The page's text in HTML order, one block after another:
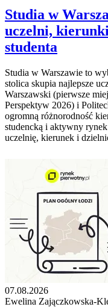
Studia w
uczelni,
studenta
Studia w Warszawie to
stolica skupia najlepsze
Warszawski (pierwsze
Perspektyw 2026) i
ogromną różnorodność
studencką i aktywny
uczelnię, kierunek i
07.08.2026
Ewelina Zajączkowska-